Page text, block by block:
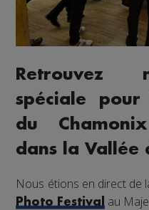
Retrouvez
spéciale
du
dans la Vallée
Nous étions en direct de
Photo Festival
au